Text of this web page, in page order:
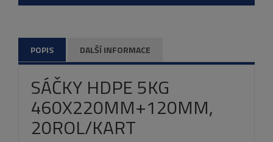
POPIS DALŠÍ INFORMACE
SÁČKY HDPE 5KG
460X220MM+120MM,
20ROL/KART